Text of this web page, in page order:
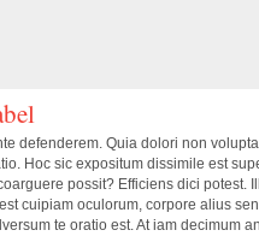
defenderem. Quia dolori non
Hoc sic expositum dissimile est
possit? Efficiens dici potest.
cuipiam oculorum, corpore alius
te oratio est. At iam decimum